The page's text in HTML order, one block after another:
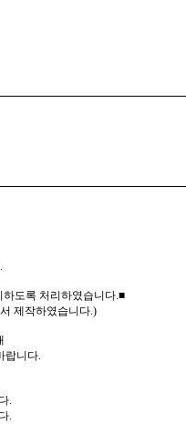
도록 처리하였습니다.■
제작하였습니다.)
랍니다.
.
.